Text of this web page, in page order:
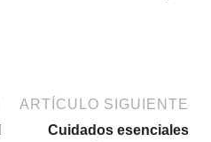
ARTÍCULO SIGUIENTE
Cuidados esenciales